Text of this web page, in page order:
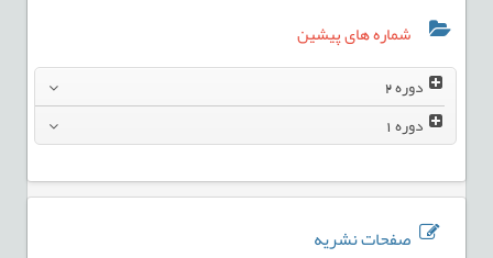
شماره های پیشین
دوره2
دوره1
صفحات نشریه